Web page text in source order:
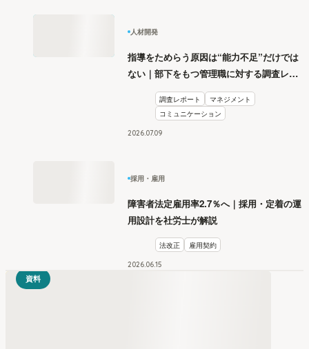
人材開発
指導をためらう原因は“能力不足”だけでは
ない｜部下をもつ管理職に対する調査レポ
調査レポート
マネジメント
コミュニケーション
2026.07 09
採用・雇用
障害者法定雇用率2.7％へ｜採用・定着の運
用設計を社労士が解説
法改正 雇用契約
2026.0615
資料